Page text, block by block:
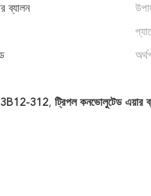
ব্যালন
3B12-312, ট্রিপল কনভোলুটেড এয়ার